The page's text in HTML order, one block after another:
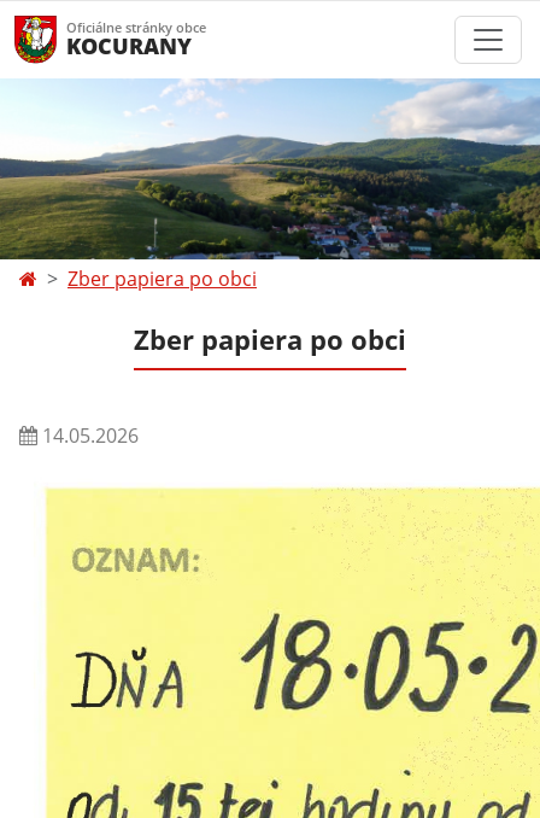
Oficiálne stránky obce
KOCURANY
Zber papiera po obci
Zber papiera po obci
14.05.2026